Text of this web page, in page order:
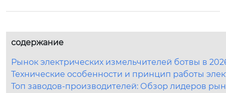
содержание
Рынок электрических измельчителей ботвы в
Технические особенности и принцип работы
Топ заводов-производителей: Обзор лидеров